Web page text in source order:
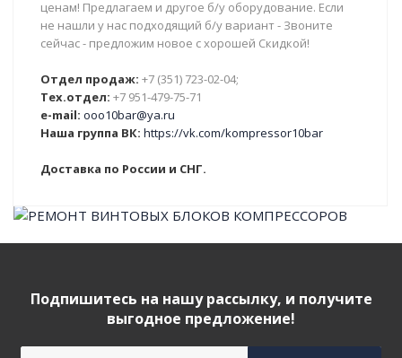
ценам! Предлагаем и другое б/у оборудование. Если
не нашли у нас подходящий б/у вариант - Звоните
сейчас - предложим новое с хорошей Скидкой!
Отдел продаж: +7 (351) 723-02-04;
Тех.отдел: +7 951-479-75-71
e-mail: ooo10bar@ya.ru
Наша группа ВК: https://vk.com/kompressor10bar
Доставка по России и СНГ.
Подпишитесь на нашу рассылку, и получите
выгодное предложение!